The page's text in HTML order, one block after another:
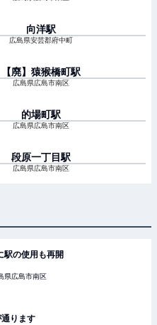
向洋駅
広島県安芸郡府中町
【廃】猿猴橋町駅
広島県広島市南区
的場町駅
広島県広島市南区
段原一丁目駅
広島県広島市南区
駅の使用も再開
県広島市南区
ります